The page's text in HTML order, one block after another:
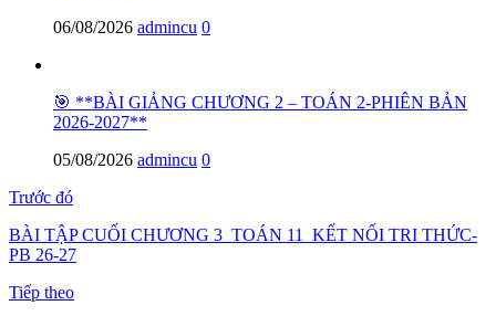
06/08/2026 admincu 0
🎯 **BÀI GIẢNG CHƯƠNG 2 – TOÁN 2-PHIÊN BẢN
2026-2027**
05/08/2026 admincu 0
Trước đó
BÀI TẬP CUỐI CHƯƠNG 3_TOÁN 11_KẾT NỐI TRI THỨC-
PB 26-27
Tiếp theo